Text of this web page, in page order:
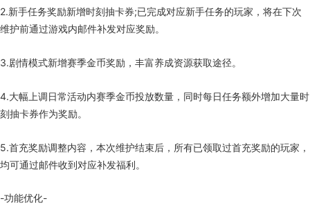
2.新手任务奖励新增时刻抽卡券;已完成对应新手任务的玩家，将在下次
维护前通过游戏内邮件补发对应奖励。
3.剧情模式新增赛季金币奖励，丰富养成资源获取途径。
4.大幅上调日常活动内赛季金币投放数量，同时每日任务额外增加大量时
刻抽卡券作为奖励。
5.首充奖励调整内容，本次维护结束后，所有已领取过首充奖励的玩家，
均可通过邮件收到对应补发福利。
-功能优化-